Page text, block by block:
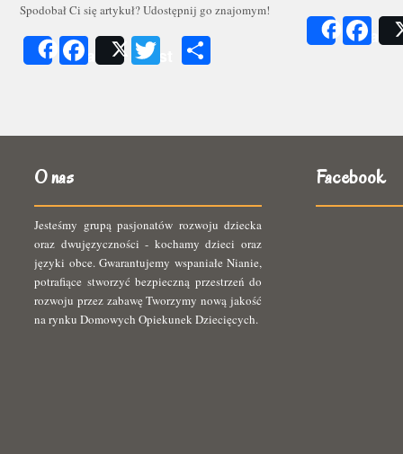
Spodobał Ci się artykuł? Udostępnij go znajomym!
ShareFacebook
Post Twitter Share
O nas
Jesteśmy grupą pasjonatów rozwoju dziecka
oraz dwujęzyczności - kochamy dzieci oraz
języki obce. Gwarantujemy wspaniałe Nianie,
potrafiące stworzyć bezpieczną przestrzeń do
rozwoju przez zabawę Tworzymy nową jakość
na rynku Domowych Opiekunek Dziecięcych.
Facebook